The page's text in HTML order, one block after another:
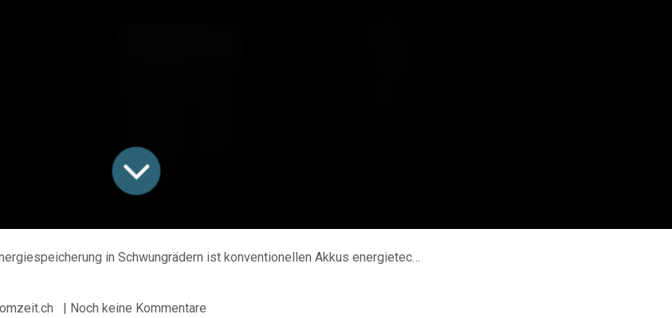
in Schwungrädern ist konventionellen Akkus energietechnisch weit überlegen
| Noch keine Kommentare